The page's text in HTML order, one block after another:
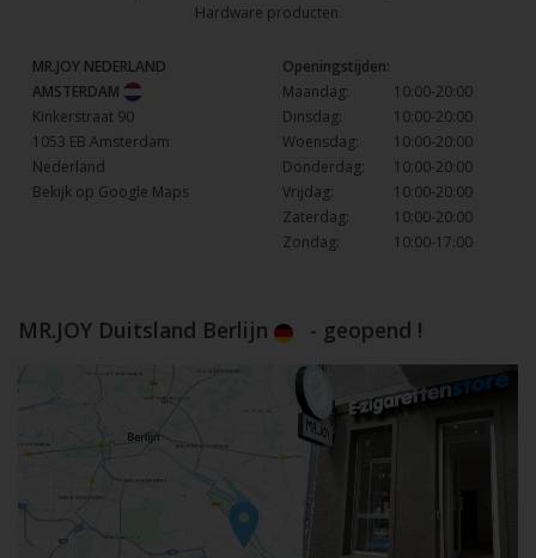
Hardware producten.
MR.JOY NEDERLAND
AMSTERDAM
Kinkerstraat 90
1053 EB Amsterdam
Nederland
Bekijk op Google Maps
Openingstijden:
Maandag:
10:00-20:00
Dinsdag:
10:00-20:00
Woensdag:
10:00-20:00
Donderdag:
10:00-20:00
Vrijdag:
10:00-20:00
Zaterdag:
10:00-20:00
Zondag:
10:00-17:00
MR.JOY Duitsland Berlijn - geopend !